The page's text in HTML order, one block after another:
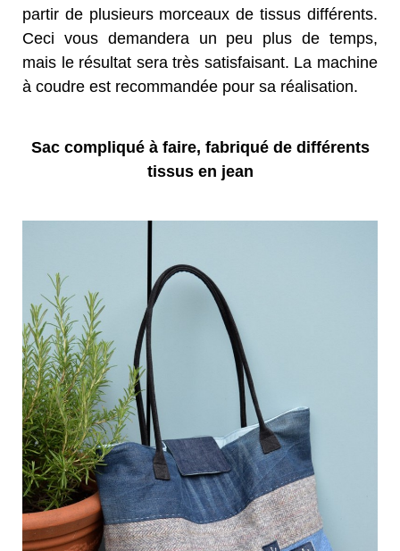
partir de plusieurs morceaux de tissus différents.
Ceci vous demandera un peu plus de temps,
mais le résultat sera très satisfaisant. La machine
à coudre est recommandée pour sa réalisation.
Sac compliqué à faire, fabriqué de différents
tissus en jean